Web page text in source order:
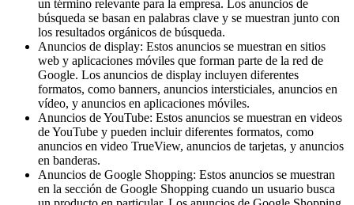
un término relevante para la empresa. Los anuncios de
búsqueda se basan en palabras clave y se muestran junto con
los resultados orgánicos de búsqueda.
Anuncios de display: Estos anuncios se muestran en sitios
web y aplicaciones móviles que forman parte de la red de
Google. Los anuncios de display incluyen diferentes
formatos, como banners, anuncios intersticiales, anuncios en
vídeo, y anuncios en aplicaciones móviles.
Anuncios de YouTube: Estos anuncios se muestran en videos
de YouTube y pueden incluir diferentes formatos, como
anuncios en video TrueView, anuncios de tarjetas, y anuncios
en banderas.
Anuncios de Google Shopping: Estos anuncios se muestran
en la sección de Google Shopping cuando un usuario busca